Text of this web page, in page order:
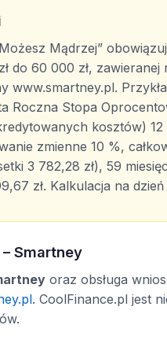
Mądrzej”
do 60 000 zł,
www.smartney.pl.
Roczna Stopa
kosztów) 12
zmienne 10 %,
3 782,28 zł), 59
zł. Kalkulacja na dzień
Smartney
oraz obsługa
. CoolFinance.pl jest